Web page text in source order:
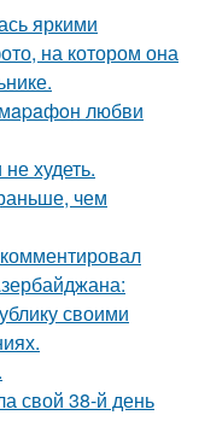
яркими
на котором она
любви
худеть.
чем
своими
свой 38-й день